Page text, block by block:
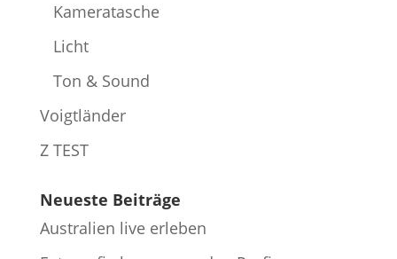
Kameratasche
Licht
Ton & Sound
Voigtländer
Z TEST
Neueste Beiträge
Australien live erleben